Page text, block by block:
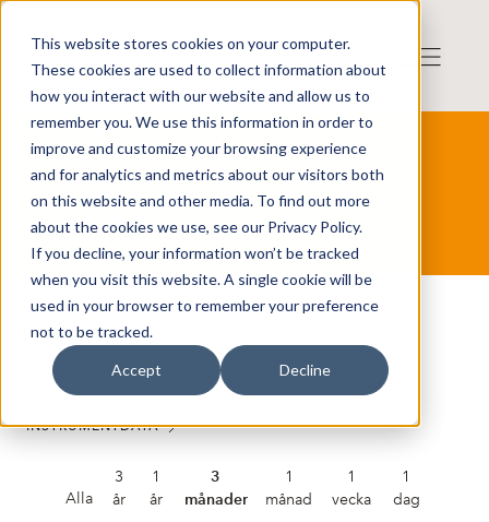
This website stores cookies on your computer.
These cookies are used to collect information about
how you interact with our website and allow us to
remember you. We use this information in order to
improve and customize your browsing experience
and for analytics and metrics about our visitors both
on this website and other media. To find out more
about the cookies we use, see our Privacy Policy.
If you decline, your information won’t be tracked
when you visit this website. A single cookie will be
used in your browser to remember your preference
not to be tracked.
Accept Decline
VALOUR SEI (SEI) SEK
INSTRUMENTDATA
Alla
3
år
1
år
3
månader
1
månad
1
vecka
1
dag